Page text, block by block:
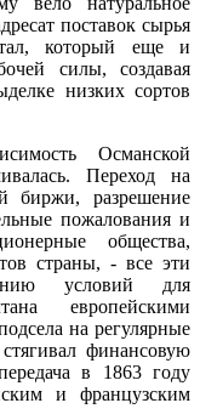
поставок сырья
который еще и
силы, создавая
низких сортов
Османской
Переход на
биржи, разрешение
пожалования и
общества,
страны, - все эти
условий для
европейскими
на регулярные
финансовую
в 1863 году
и французским